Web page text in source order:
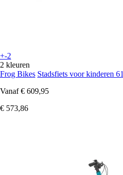
+-2
2 kleuren
Frog Bikes Stadsfiets voor kinderen 61
Vanaf € 609,95
€ 573,86